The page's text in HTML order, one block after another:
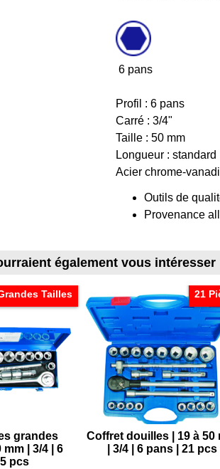
6 pans
Profil : 6 pans
Carré : 3/4"
Taille : 50 mm
Longueur : standard
Acier chrome-
Outils de
Provenance
également vous intéresser
Tailles
grandes
mm | 3/4 | 6
pcs
21
Coffret douilles | 19 à 50
| 3/4 | 6 pans | 21 pcs